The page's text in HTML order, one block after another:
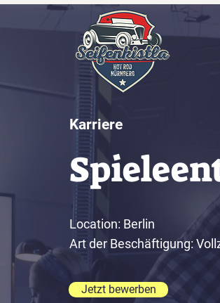
Karriere
Location: Berlin
Art der Beschäftigung:
Jetzt bewerben